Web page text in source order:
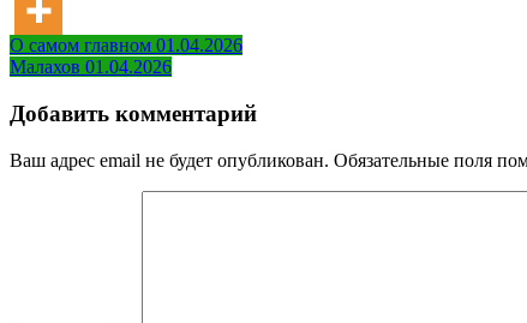
Навигация
по
записям
О самом главном 01.04.2026
Малахов 01.04.2026
Добавить комментарий
Ваш адрес email не будет опубликован. Обязательные поля